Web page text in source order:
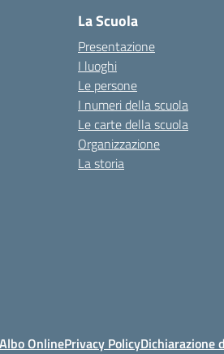
La Scuola
Presentazione
I luoghi
Le persone
I numeri della scuola
Le carte della scuola
Organizzazione
La storia
Albo OnlinePrivacy PolicyDichiarazione